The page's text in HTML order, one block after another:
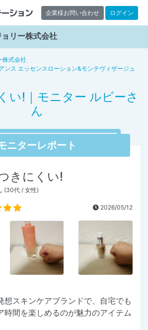
企業様お問い合わせ ログイン
リー株式会社
株式会社
ンス エッセンスローション&モンテヴィザージュ
い!｜モニター ルビーさ
ん
ニターレポート
きにくい!
(30代 / 女性)
2026/05/12
想スキンケアブランドで、自宅でも
時間を楽しめるのが魅力のアイテム